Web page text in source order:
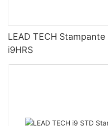
LEAD TECH
i9HRS